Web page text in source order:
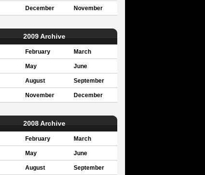
December November
2009 Archive
February March
May June
August September
November December
2008 Archive
February March
May June
August September